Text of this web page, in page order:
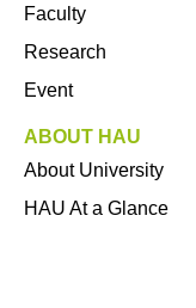
Faculty
Research
Event
ABOUT HAU
About University
HAU At a Glance